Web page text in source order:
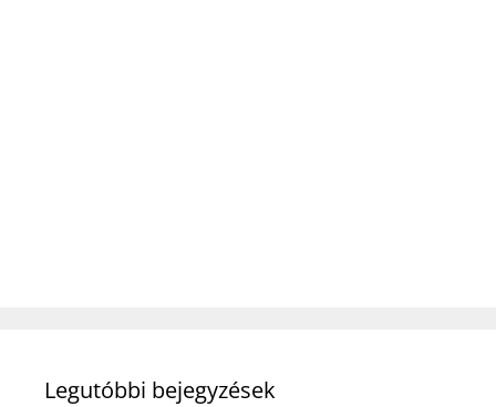
Legutóbbi bejegyzések